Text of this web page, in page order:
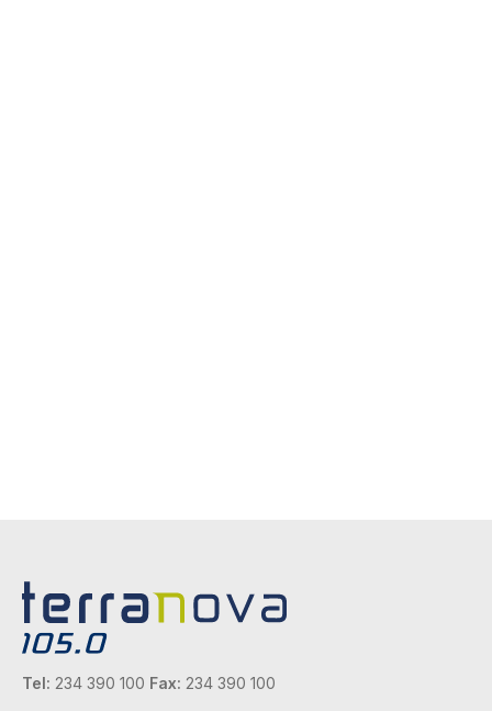
Tel: 234 390 100 Fax: 234 390 100